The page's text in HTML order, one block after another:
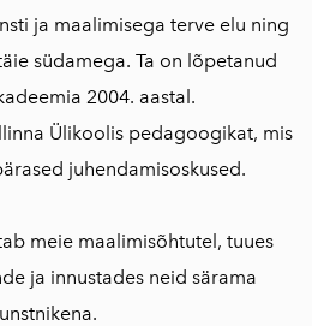
ja maalimisega terve elu ning
südamega. Ta on lõpetanud
2004. aastal.
Ülikoolis pedagoogikat, mis
juhendamisoskused.
meie maalimisõhtutel, tuues
ja innustades neid särama